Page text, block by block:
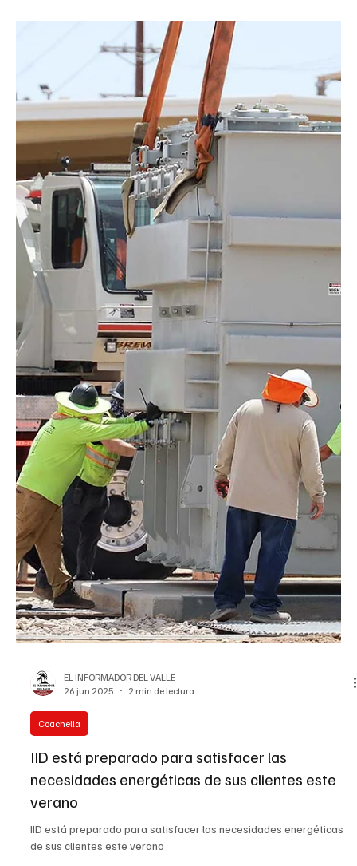
EL INFORMADOR DEL VALLE
15 jul 2025
Coachella
Aulas se modernizan con $1.1 millones en
subvenciones energéticas del IID
Aulas se modernizan con $1.1 millones en subvenciones
energéticas del IID